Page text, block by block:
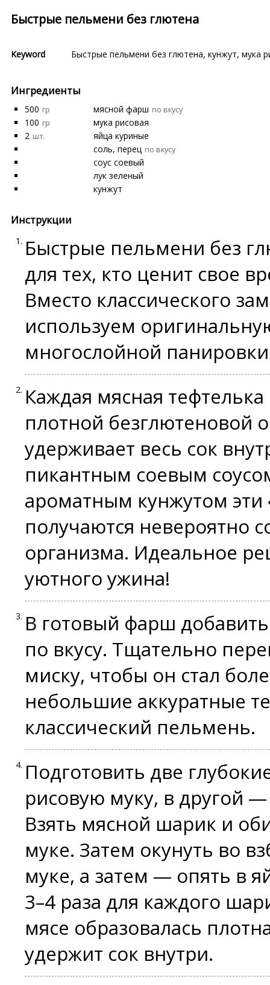
Быстрые пельмени без глютена
Keyword Быстрые пельмени без глютена, кунжут, мука
Ингредиенты
500 гр мясной фарш по вкусу
100 гр
мука рисовая
2 шт.
яйца куриные
соль, перец по вкусу
соус соевый
лук зеленый
кунжут
Инструкции
Быстрые пельмени без
для тех, кто ценит свое
Вместо классического
используем
многослойной
Каждая мясная
плотной безглютеновой
удерживает весь сок
пикантным соевым
ароматным кунжутом
получаются невероятно
организма. Идеальное
уютного ужина!
В готовый фарш
по вкусу. Тщательно
миску, чтобы он стал
небольшие аккуратные
классический пельмень.
Подготовить две
рисовую муку, в другой
Взять мясной шарик и
муке. Затем окунуть во
муке, а затем — опять в
3–4 раза для каждого
мясе образовалась
удержит сок внутри.